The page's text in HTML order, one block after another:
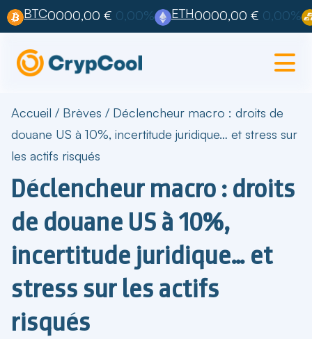
BTC0000,00 € 0,00% ETH0000,00 € 0,00%
Accueil / Brèves / Déclencheur macro : droits de
douane US à 10%, incertitude juridique… et stress sur
les actifs risqués
Déclencheur macro : droits
de douane US à 10%,
incertitude juridique… et
stress sur les actifs
risqués